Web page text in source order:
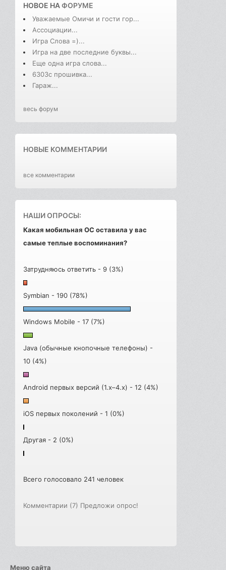
НОВОЕ НАФОРУМЕ
Уважаемые Омичи и гости гор...
Ассоциации...
Игра Слова =)...
Игра на две последние буквы...
Еще одна игра слова...
6303с прошивка...
Гараж...
весь форум
НОВЫЕ КОММЕНТАРИИ
все комментарии
НАШИ ОПРОСЫ:
Какая мобильная ОС оставила у вас
самые теплые воспоминания?
Затрудняюсь ответить - 9 (3%)
Symbian - 190 (78%)
Windows Mobile - 17 (7%)
Java (обычные кнопочные телефоны) -
10 (4%)
Android первых версий (1.x–4.x) - 12 (4%)
iOS первых поколений - 1 (0%)
Другая - 2 (0%)
Всего голосовало 241 человек
Комментарии (7) Предложи опрос!
Меню сайта